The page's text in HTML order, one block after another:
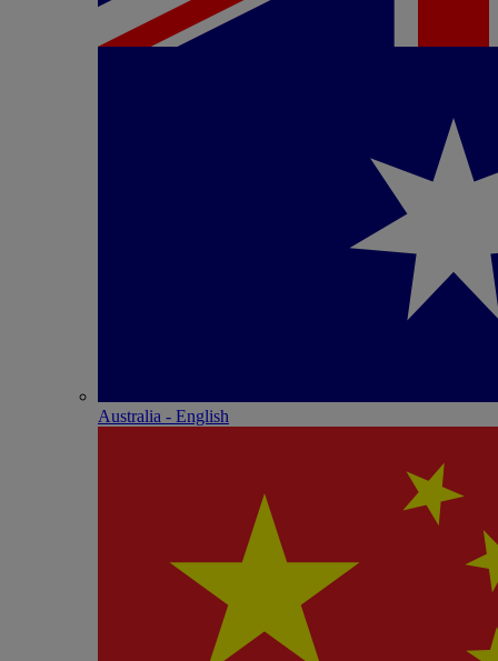
Australia - English